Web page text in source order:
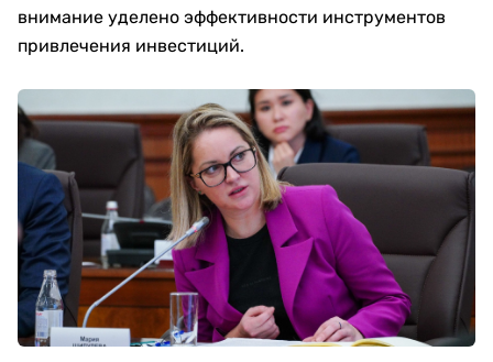
внимание уделено эффективности инструментов
привлечения инвестиций.